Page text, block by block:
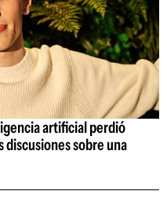
artificial perdió
discusiones sobre una